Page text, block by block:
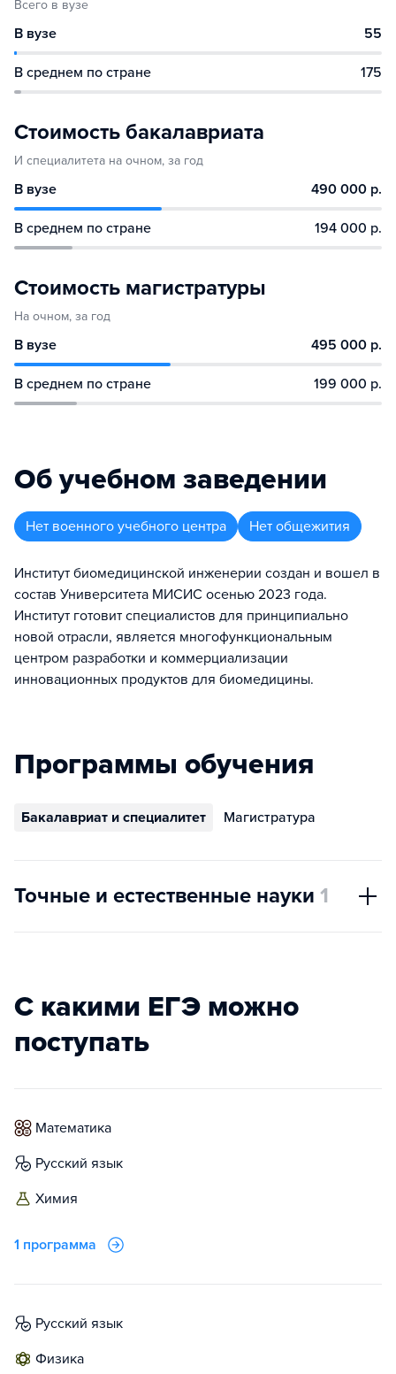
Всего в вузе
В вузе 55
В среднем по стране 175
Стоимость бакалавриата
И специалитета на очном, за год
В вузе 490 000 р.
В среднем по стране 194 000 р.
Стоимость магистратуры
На очном, за год
В вузе 495 000 р.
В среднем по стране 199 000 р.
Об учебном заведении
Нет военного учебного центра Нет общежития
Институт биомедицинской инженерии создан и вошел в
состав Университета МИСИС осенью 2023 года.
Институт готовит специалистов для принципиально
новой отрасли, является многофункциональным
центром разработки и коммерциализации
инновационных продуктов для биомедицины.
Программы обучения
Бакалавриат и специалитет Магистратура
Точные и естественные науки 1
С какими ЕГЭ можно
поступать
математика
русский язык
химия
1 программа
русский язык
физика